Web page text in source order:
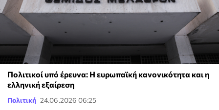
Πολιτικοί υπό έρευνα: Η ευρωπαϊκή κανονικότητα και η
ελληνική εξαίρεση
Πολιτική 24.06.2026 06:25